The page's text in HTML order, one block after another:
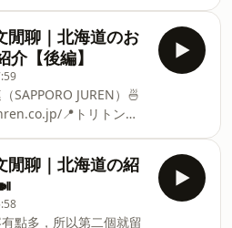
「おいしい
」的過去式 ✂︎ - -
文》專用
KVDFq⁠⁠🎧 互動式
』：
面：
package/
看看 ActPod 吧 🥳🎧
今天的日文
じらない！
ijiranai!）】意思：不
🙈 🔖 前髪（まえがみ
海🔖 ずっと（zutto）：
い（ijiranai）：不要一
記 📒 🔖 触(さわ)る
純碰一下、摸一下🔖 い
閒聊｜北海道のお
介【後編】
SAPPORO JUREN）🍜
📍トリトン
丼 できたて屋
）🐟https://www.sushi-
store/details/s15.html
遊日文速成班》來啦
閒聊｜北海道の紹
點多，所以第二個就留